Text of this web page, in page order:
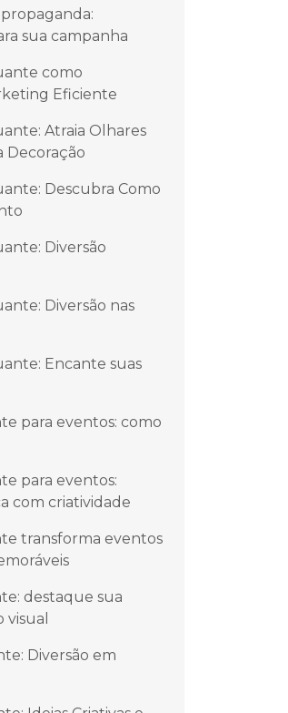
sua campanha
como
Eficiente
Atraia Olhares
Decoração
Descubra Como
Diversão
Diversão nas
Encante suas
para eventos: como
para eventos:
com criatividade
transforma eventos
destaque sua
Diversão em